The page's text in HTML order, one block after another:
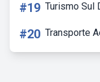
#19 Turismo Sul
#20 Transporte